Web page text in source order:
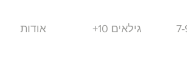
גילאים 10+ אודות